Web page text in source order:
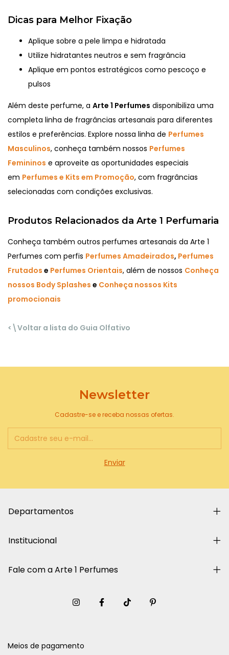
Dicas para Melhor Fixação
Aplique sobre a pele limpa e hidratada
Utilize hidratantes neutros e sem fragrância
Aplique em pontos estratégicos como pescoço e
pulsos
Além deste perfume, a Arte 1 Perfumes disponibiliza uma
completa linha de fragrâncias artesanais para diferentes
estilos e preferências. Explore nossa linha de Perfumes
Masculinos, conheça também nossos Perfumes
Femininos e aproveite as oportunidades especiais
em Perfumes e Kits em Promoção, com fragrâncias
selecionadas com condições exclusivas.
Produtos Relacionados da Arte 1 Perfumaria
Conheça também outros perfumes artesanais da Arte 1
Perfumes com perfis Perfumes Amadeirados, Perfumes
Frutados e Perfumes Orientais, além de nossos Conheça
nossos Body Splashes e Conheça nossos Kits
promocionais
<\Voltar a lista do Guia Olfativo
Newsletter
Cadastre-se e receba nossas ofertas.
Departamentos
Institucional
Fale com a Arte 1 Perfumes
Meios de pagamento